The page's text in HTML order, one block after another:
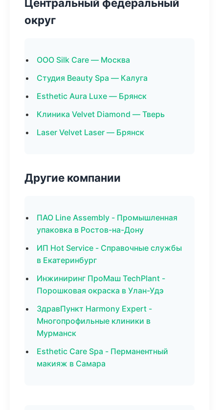
Центральный федеральный
округ
ООО Silk Care — Москва
Студия Beauty Spa — Калуга
Esthetic Aura Luxe — Брянск
Клиника Velvet Diamond — Тверь
Laser Velvet Laser — Брянск
Другие компании
ПАО Line Assembly - Промышленная
упаковка в Ростов-на-Дону
ИП Hot Service - Справочные службы
в Екатеринбург
Инжиниринг ПроМаш TechPlant -
Порошковая окраска в Улан-Удэ
ЗдравПункт Harmony Expert -
Многопрофильные клиники в
Мурманск
Esthetic Care Spa - Перманентный
макияж в Самара